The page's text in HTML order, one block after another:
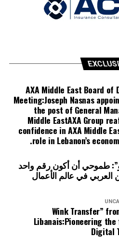
AXA Middle East Board of
Meeting:Joseph Nasnas
the post of General
Middle EastAXA Group
confidence in AXA Middle
role in Lebanon’s
طموحي أن أكون رقم واحد
في عالم الأعمال
“Wink Transfer”
Libanais:Pioneering
Digital